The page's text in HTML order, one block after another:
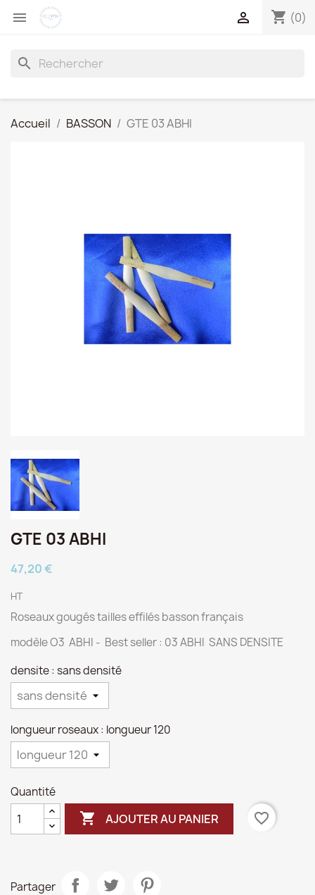
 shopping_cart (0)

search
Accueil BASSON GTE 03 ABHI
GTE 03 ABHI
47,20 €
HT
Roseaux gougés tailles effilés basson français
modèle O3 ABHI - Best seller : 03 ABHI SANS DENSITE
densite : sans densité
longueur roseaux : longueur 120
Quantité
 AJOUTER AU PANIER favorite_border
Partager